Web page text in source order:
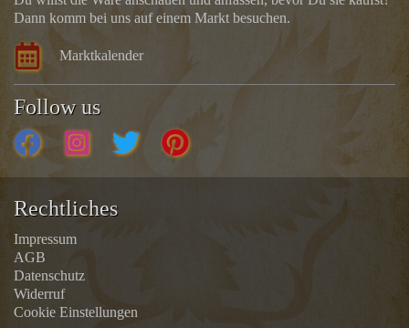
Dann komm bei uns auf einem Markt besuchen.
Marktkalender
Follow us
Rechtliches
Impressum
AGB
Datenschutz
Widerruf
Cookie Einstellungen